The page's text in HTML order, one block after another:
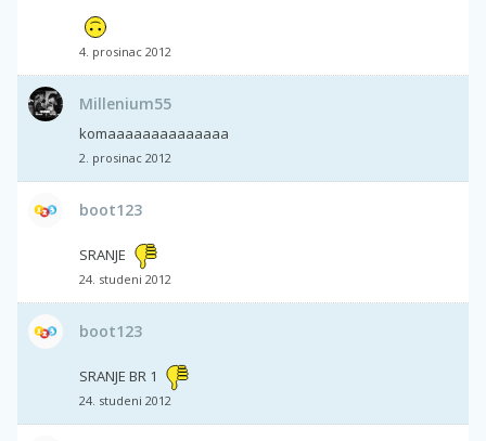
4. prosinac 2012
Millenium55
komaaaaaaaaaaaaaa
2. prosinac 2012
boot123
SRANJE
24. studeni 2012
boot123
SRANJE BR 1
24. studeni 2012